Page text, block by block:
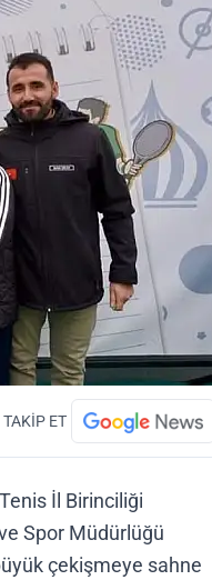
TAKİP ET
İl Birinciliği
Spor Müdürlüğü
çekişmeye sahne